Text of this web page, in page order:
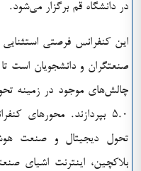
در دانشگاه قم برگزار می‌شود.
این کنفرانس فرصتی
صنعتگران و دانشجویان است تا
چالش‌های موجود در زمینه
۵.۰ بپردازند. محورهای
تحول دیجیتال و صنعت
بلاکچین، اینترنت اشیای